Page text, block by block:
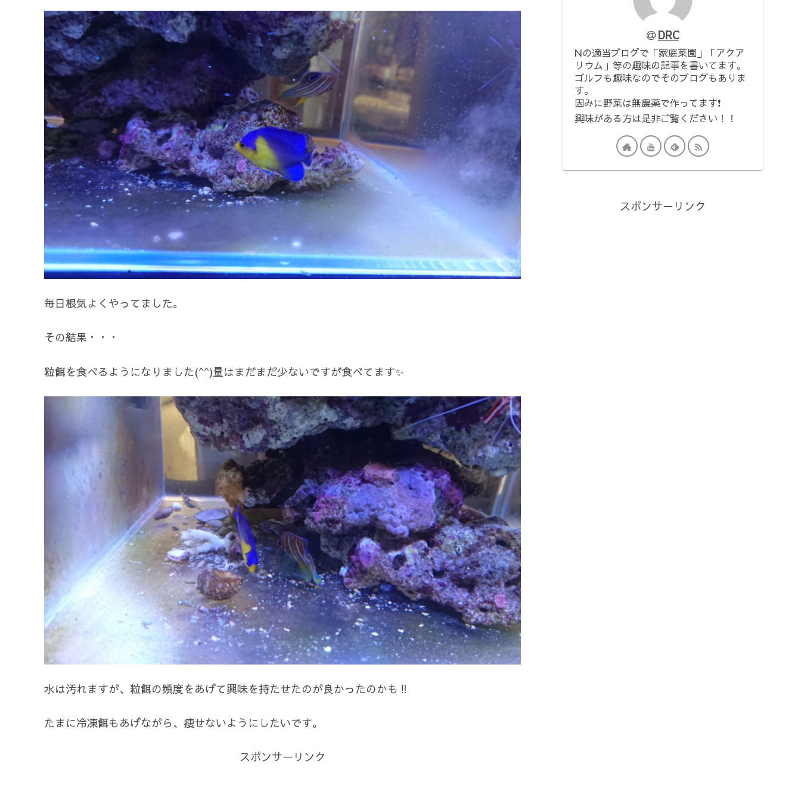
毎日根気よくやってました。
その結果・・・
粒餌を食べるようになりました(^^)量はまだまだ少ないですが食べてます✨
水は汚れますが、粒餌の頻度をあげて興味を持たせたのが良かったのかも‼️
たまに冷凍餌もあげながら、痩せないようにしたいです。
スポンサーリンク
DRC
Nの適当ブログで「家庭菜園」「アクア
リウム」等の趣味の記事を書いてます。
ゴルフも趣味なのでそのブログもありま
す。
因みに野菜は無農薬で作ってます❗
興味がある方は是非ご覧ください！！
スポンサーリンク